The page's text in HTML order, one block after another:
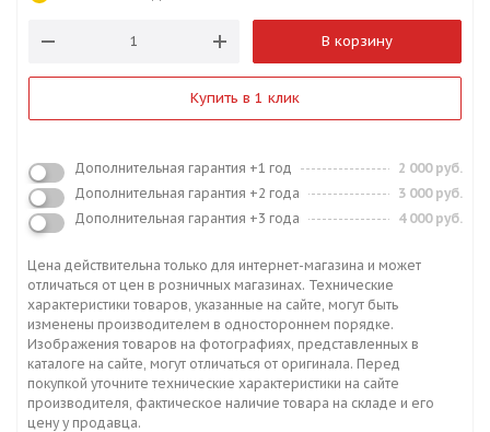
В корзину
Купить в 1 клик
Дополнительная гарантия +1 год
2 000 руб.
Дополнительная гарантия +2 года
3 000 руб.
Дополнительная гарантия +3 года
4 000 руб.
Цена действительна только для интернет-магазина и может
отличаться от цен в розничных магазинах. Технические
характеристики товаров, указанные на сайте, могут быть
изменены производителем в одностороннем порядке.
Изображения товаров на фотографиях, представленных в
каталоге на сайте, могут отличаться от оригинала. Перед
покупкой уточните технические характеристики на сайте
производителя, фактическое наличие товара на складе и его
цену у продавца.